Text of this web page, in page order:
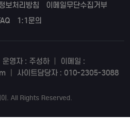
보처리방침
이메일무단수집거부
1:1문의
운영자 : 주성하
이메일 :
사이트담당자 : 010-2305-3088
. All Rights Reserved.